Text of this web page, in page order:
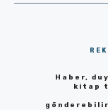
Haber,
kitap